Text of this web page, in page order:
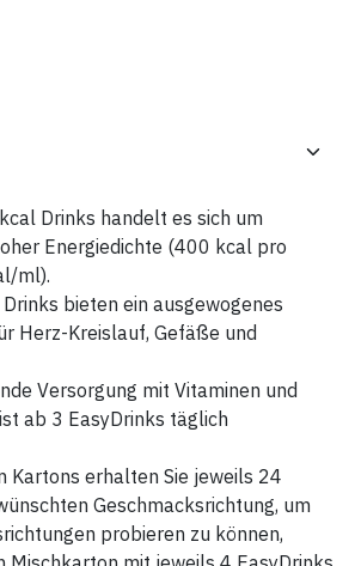
Drinks handelt es sich um
Energiedichte (400 kcal pro
ml).
bieten ein ausgewogenes
Herz-Kreislauf, Gefäße und
Versorgung mit Vitaminen und
ab 3 EasyDrinks täglich
Kartons erhalten Sie jeweils 24
Geschmacksrichtung, um
probieren zu können,